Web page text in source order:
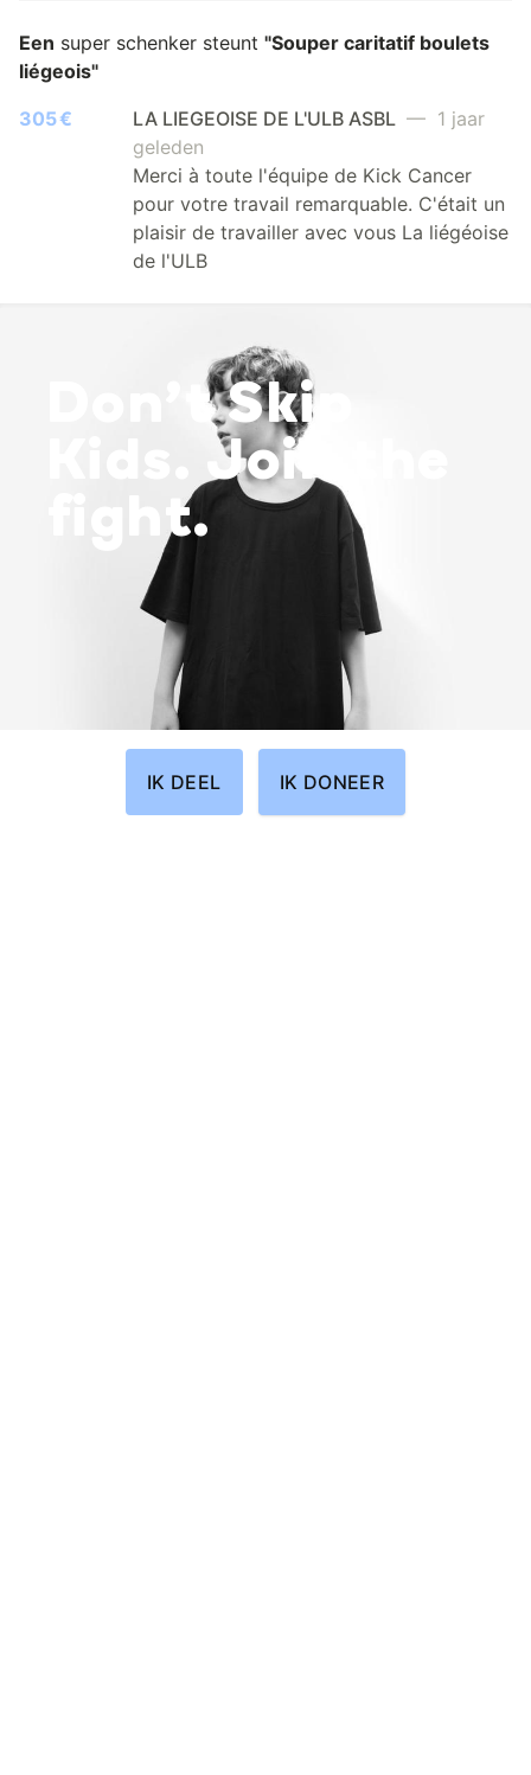
Een super schenker steunt "Souper caritatif boulets
liégeois"
305 €
LA LIEGEOISE DE L'ULB ASBL — 1 jaar
geleden
Merci à toute l'équipe de Kick Cancer
pour votre travail remarquable. C'était un
plaisir de travailler avec vous La liégéoise
de l'ULB
Don’t Skip
Kids. Join the
fight.
IK DEEL IK DONEER